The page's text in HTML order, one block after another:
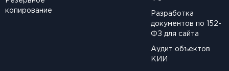
копирование
Разработка
документов по 152-
ФЗ для сайта
Аудит объектов
КИИ